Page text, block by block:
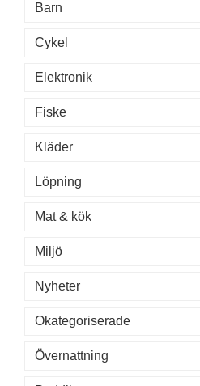
Barn
Cykel
Elektronik
Fiske
Kläder
Löpning
Mat & kök
Miljö
Nyheter
Okategoriserade
Övernattning